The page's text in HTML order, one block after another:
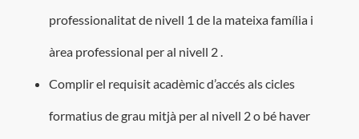
professionalitat de nivell 1 de la mateixa família i
àrea professional per al nivell 2 .
Complir el requisit acadèmic d’accés als cicles
formatius de grau mitjà per al nivell 2 o bé haver